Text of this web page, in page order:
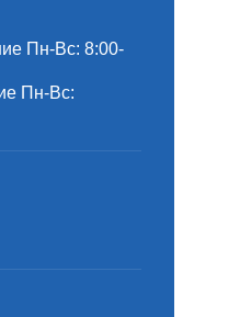
Пн-Вс: 8:00-
Пн-Вс: